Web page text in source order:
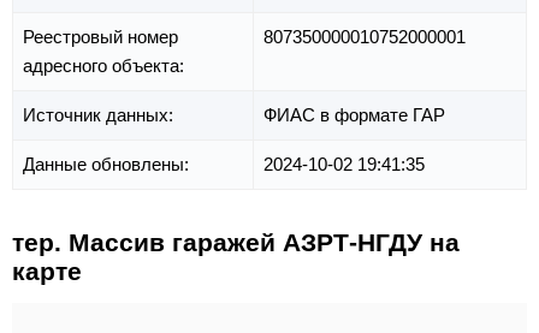
Реестровый номер
адресного объекта:
807350000010752000001
Источник данных: ФИАС в формате ГАР
Данные обновлены: 2024-10-02 19:41:35
тер. Массив гаражей АЗРТ-НГДУ на
карте